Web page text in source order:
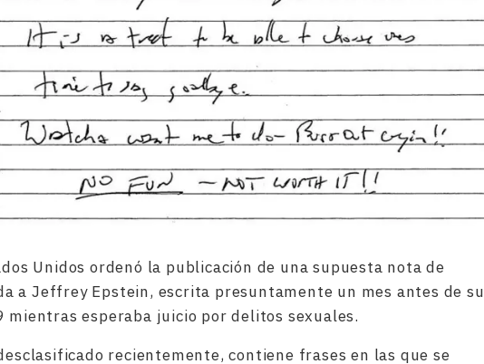
Unidos ordenó la publicación de una supuesta nota de
a Jeffrey Epstein, escrita presuntamente un mes antes de su
mientras esperaba juicio por delitos sexuales.
recientemente, contiene frases en las que se